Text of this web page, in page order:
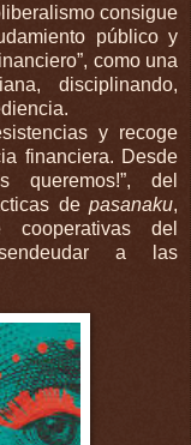
consigue
público y
como una
disciplinando,
y recoge
financiera. Desde
queremos!”, del
de pasanaku,
cooperativas del
a las